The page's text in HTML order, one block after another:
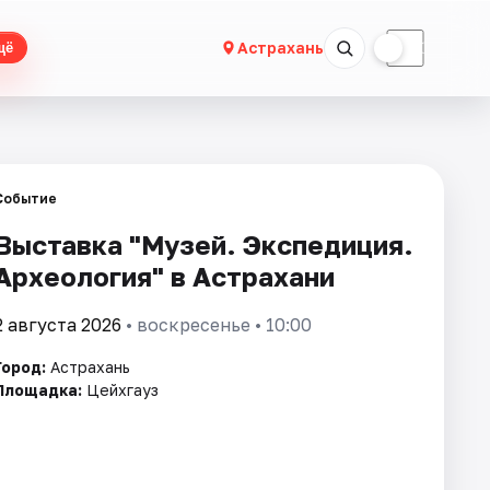
Астрахань ☾
"Музей. Экспедиция.
в Астрахани
августа 2026 • воскресенье • 10:00
Астрахань
Цейхгауз